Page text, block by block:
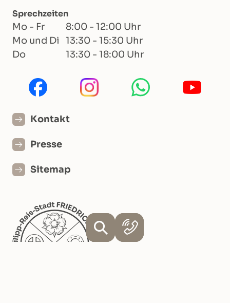
Sprechzeiten
Mo - Fr
8:00 - 12:00 Uhr
Mo und Di
13:30 - 15:30 Uhr
Do
13:30 - 18:00 Uhr
Kontakt
Presse
Sitemap